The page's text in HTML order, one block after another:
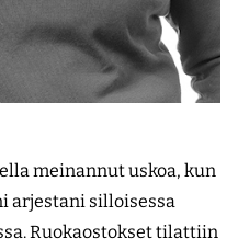
meinannut uskoa, kun
arjestani silloisessa
Ruokaostokset tilattiin